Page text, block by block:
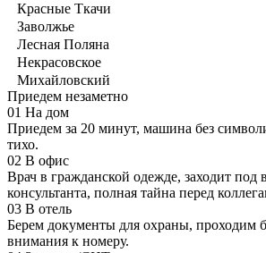
Красные Ткачи
Заволжье
Лесная Поляна
Некрасовское
Михайловский
Приедем незаметно
01 На дом
Приедем за 20 минут, машина без
тихо.
02 В офис
Врач в гражданской одежде, заходит под
консультанта, полная тайна перед
03 В отель
Берем документы для охраны, проходим
внимания к номеру.